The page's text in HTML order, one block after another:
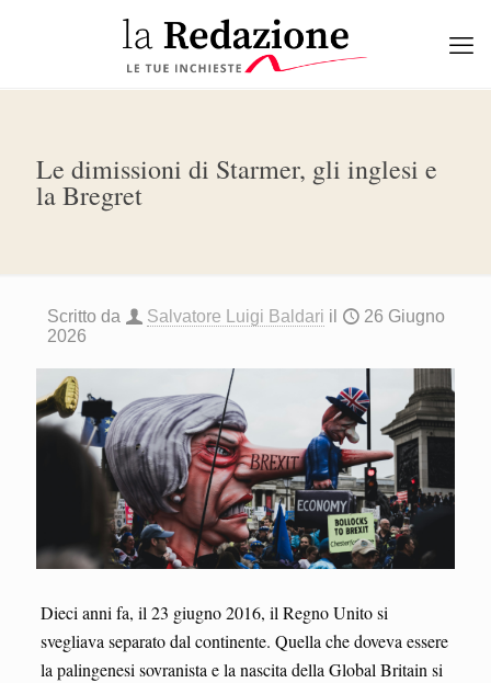
Le dimissioni di Starmer, gli inglesi e
la Bregret
Scritto da Salvatore Luigi Baldari il
26 Giugno
2026
Dieci anni fa, il 23 giugno 2016, il Regno Unito si
svegliava separato dal continente. Quella che doveva essere
la palingenesi sovranista e la nascita della Global Britain si